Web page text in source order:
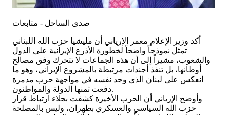
صدى الساحل - متابعات
أكد وزير الإعلام معمر الإرياني أن مليشيا حزب الله اللبناني
تمثل نموذجاً واضحاً لخطورة الأذرع الإيرانية على الدول
والشعوب، مشيراً إلى أن هذه الجماعات لا تتحرك وفق مصالح
أوطانها، بل تنفذ أجندات مرتبطة بالمشروع الإيراني، وهو ما
انعكس على لبنان الذي وجد نفسه في مواجهة حرب مدمرة
دفعت ثمنها الدولة والمواطنون.
وأوضح الإرياني أن الحرب الأخيرة كشفت بجلاء ارتباط قرار
حزب الله السياسي والعسكري بطهران، وليس بالمصلحة